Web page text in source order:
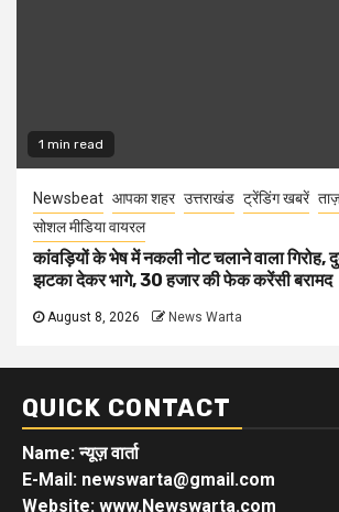
1 min read
Newsbeat आपका शहर उत्तराखंड ट्रेंडिंग खबरें
सोशल मीडिया वायरल
कांवड़ियों के भेष में नकली नोट चलाने वाला गिरोह,
झटका देकर भागे, 30 हजार की फेक करेंसी बरामद
August 8, 2026 News Warta
QUICK CONTACT
Name: न्यूज़ वार्ता
E-Mail: newswarta@gmail.com
Website: www.Newswarta.com